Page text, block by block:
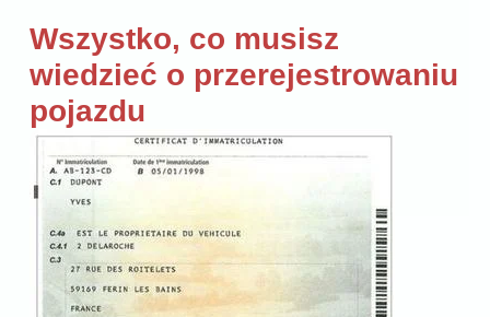
Wszystko, co musisz
wiedzieć o przerejestrowaniu
pojazdu